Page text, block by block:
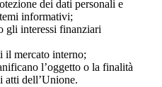
dei dati personali e
informativi;
gli interessi finanziari
il mercato interno;
l’oggetto o la finalità
atti dell’Unione.